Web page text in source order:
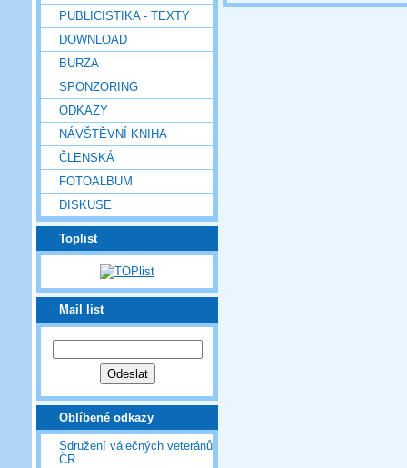
PUBLICISTIKA - TEXTY
DOWNLOAD
BURZA
SPONZORING
ODKAZY
NÁVŠTĚVNÍ KNIHA
ČLENSKÁ
FOTOALBUM
DISKUSE
Toplist
Mail list
Oblíbené odkazy
Sdružení válečných veteránů
ČR